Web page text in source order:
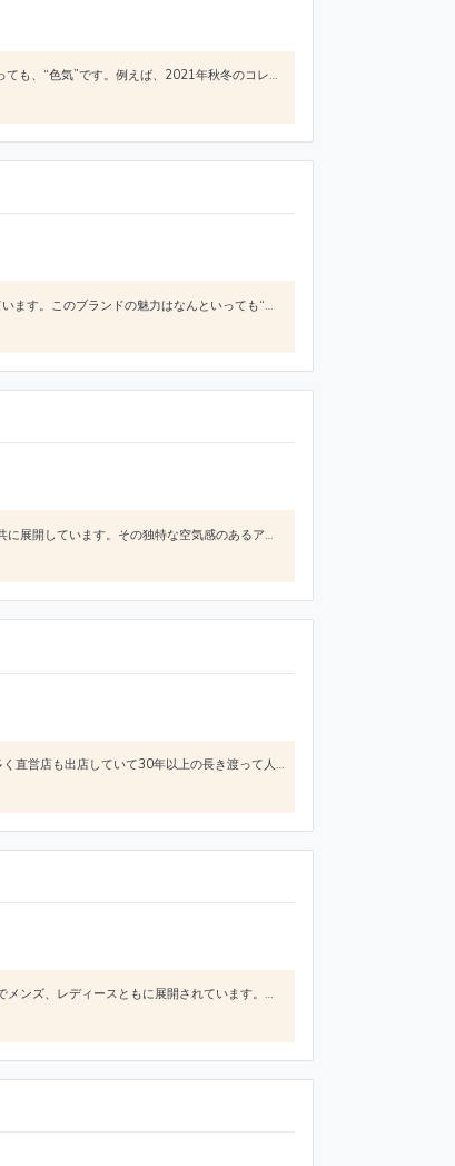
GalaabenDは、日本のメンズファッションブランドで2004年にスタートしました。このブランドの魅力はなんといっても、“色気”です。例えば、2021年秋冬のコレクションではとことんモノトーンにこだわり、ナポレオンジャケットやライダース、タキシードジャケットなど無骨なアイテムが数多く発表されましたがそれらのハードなアイテムにメンズスカートやキャップ、フリルを合わせることによって独特の色気を演出し
KIDILLは2014年にスタートしたファッションブランドで2016年からはフラッグショップ“KIDILL ROOM”を展開しています。このブランドの魅力はなんといっても“パンク精神を感じる服作り”です。例えば、2018年春夏にはpublic image limitedのjohn lydon、2018年秋冬にはThe damnedというロンドンパンクの中心人物たちをテーマに掲げ音楽を感じるコレクシ
ohta(オオタ)は、デザイナーの太田雅貴による日本のファッションブランドで2007年にスタートしメンズレディース共に展開しています。その独特な空気感のあるアイテムが人気を集めファッション感度の高い人たちがこぞって着用しています。このブランドの魅力は“自由な発想“です。 例えば、2020年の春夏のコレクションでは“クラシックスポーツウェアの再考“をテーマにビタミンカラーの発色の良いセットアップや
CABANE de ZUCCaは、1988年にスタートしたファッションブランドでメンズ、レディース共に展開し国内外で数多く直営店も出店していて30年以上の長き渡って人気を誇るブランドです。元々レディースブランドとしてスタートしたので、メンズのアイテムに関してもフェミニンな雰囲気のあるアイテムが多い点が特徴です。また、「着る人にも、見る人にも心地よく」というコンセプト通り着心地の良い素材にこだわった
SWITCHBLADEは、L'Arc~en~CielのhydeさんとRoenの元デザイナー高原啓さんが2017年にスタートしたブランドでメンズ、レディースともに展開されています。「飛び出しナイフ」というブランド名の通り、周りに流されない尖ったクールなファッションが特徴でカラーは無骨なブロックがメインなところんロック要素の強いアイテムが多数リリースされています。例えば、ライダースジャケットはスウェッ